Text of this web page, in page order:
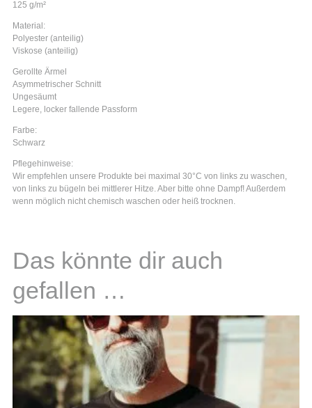
125 g/m²
Material:
Polyester (anteilig)
Viskose (anteilig)
Gerollte Ärmel
Asymmetrischer Schnitt
Ungesäumt
Legere, locker fallende Passform
Farbe:
Schwarz
Pflegehinweise:
Wir empfehlen unsere Produkte bei maximal 30°C von links zu waschen,
von links zu bügeln bei mittlerer Hitze. Aber bitte ohne Dampf! Außerdem
wenn möglich nicht chemisch waschen oder heiß trocknen.
Das könnte dir auch
gefallen …